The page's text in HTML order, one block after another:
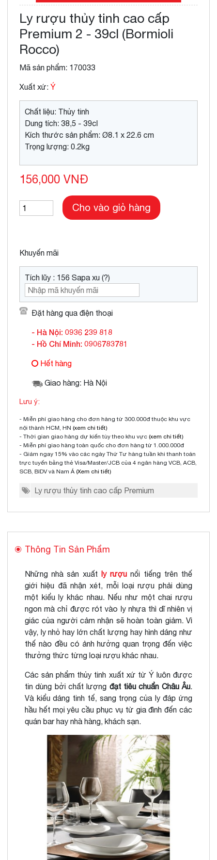
Ly rượu thủy tinh cao cấp
Premium 2 - 39cl (Bormioli
Rocco)
Mã sản phẩm: 170033
Xuất xứ: Ý
Chất liệu: Thủy tinh
Dung tích: 38,5 - 39cl
Kích thước sản phẩm: Ø8.1 x 22.6 cm
Trọng lượng: 0.2kg
156,000 VNĐ
Cho vào giỏ hàng
Khuyến mãi
Tích lũy : 156 Sapa xu (?)
Đặt hàng qua điện thoại
- Hà Nội: 0936 239 818
- Hồ Chí Minh: 0906783781
Hết hàng
Giao hàng: Hà Nội
Lưu ý:
- Miễn phí giao hàng cho đơn hàng từ 300.000đ thuộc khu vực
nội thành HCM, HN (xem chi tiết)
- Thời gian giao hàng dự kiến tùy theo khu vực (xem chi tiết)
- Miễn phí giao hàng toàn quốc cho đơn hàng từ 1.000.000đ
- Giảm ngay 15% vào các ngày Thứ Tư hàng tuần khi thanh toán
trực tuyến bằng thẻ Visa/Master/JCB của 4 ngân hàng VCB, ACB,
SCB, BIDV và Nam Á (Xem chi tiết)
Ly rượu thủy tinh cao cấp Premium
Thông Tin Sản Phẩm
Những nhà sản xuất ly rượu nổi tiếng trên thế
giới hiệu đã nhận xét, mỗi loại rượu phải dùng
một kiểu ly khác nhau. Nếu như một chai rượu
ngon mà chỉ được rót vào ly nhựa thì dĩ nhiên vị
giác của người cảm nhận sẽ hoàn toàn giảm. Vì
vậy, ly nhỏ hay lớn chất lượng hay hình dáng như
thế nào đều có ảnh hưởng quan trọng đến việc
thưởng thức từng loại rượu khác nhau.
Các sản phẩm thủy tinh xuất xứ từ Ý luôn được
tin dùng bởi chất lượng đạt tiêu chuẩn Châu Âu.
Và kiểu dáng tinh tế, sang trọng của ly đáp ứng
hầu hết mọi yêu cầu phục vụ từ gia đình đến các
quán bar hay nhà hàng, khách sạn.